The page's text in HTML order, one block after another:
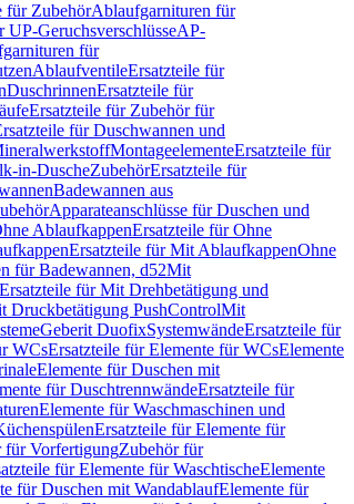
für ZubehörAblaufgarnituren für
UP-GeruchsverschlüsseAP-
für
AblaufventileErsatzteile für
DuschrinnenErsatzteile für
Ersatzteile für Zubehör für
für Duschwannen und
MontageelementeErsatzteile für
in-DuscheZubehörErsatzteile für
Badewannen aus
Apparateanschlüsse für Duschen und
AblaufkappenErsatzteile für Ohne
Ersatzteile für Mit AblaufkappenOhne
für Badewannen, d52Mit
Ersatzteile für Mit Drehbetätigung und
Druckbetätigung PushControlMit
Geberit DuofixSystemwändeErsatzteile für
WCsErsatzteile für Elemente für WCsElemente
Elemente für Duschen mit
für DuschtrennwändeErsatzteile für
Elemente für Waschmaschinen und
Ersatzteile für Elemente für
für VorfertigungZubehör für
für Elemente für WaschtischeElemente
für Duschen mit WandablaufElemente für